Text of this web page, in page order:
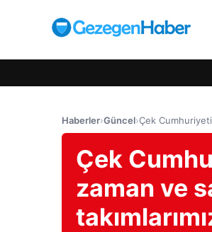
Haberler›Güncel›Çek Cumhuriyeti
Çek
zaman ve